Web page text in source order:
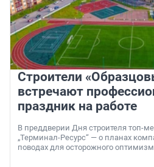
Строители
встречают
праздник на работе
В преддверии Дня строителя топ-
„Терминал-Ресурс“ — о планах
поводах для осторожного